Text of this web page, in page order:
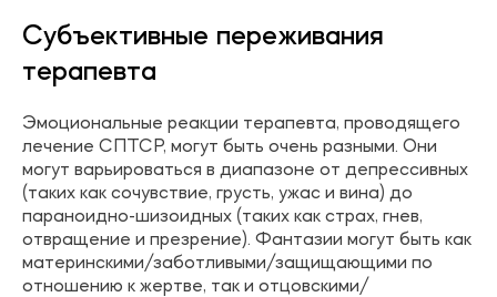
Субъективные переживания
терапевта
Эмоциональные реакции терапевта, проводящего
лечение СПТСР, могут быть очень разными. Они
могут варьироваться в диапазоне от депрессивных
(таких как сочувствие, грусть, ужас и вина) до
параноидно-шизоидных (таких как страх, гнев,
отвращение и презрение). Фантазии могут быть как
материнскими/заботливыми/защищающими по
отношению к жертве, так и отцовскими/